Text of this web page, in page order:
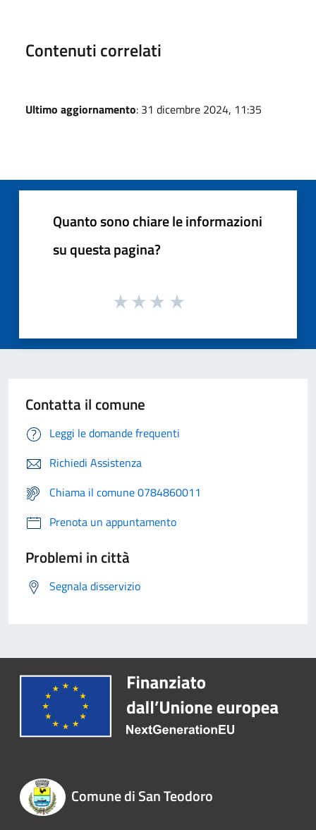
Contenuti correlati
Ultimo aggiornamento: 31 dicembre 2024, 11:35
Quanto sono chiare le informazioni
su questa pagina?
Contatta il comune
Leggi le domande frequenti
Richiedi Assistenza
Chiama il comune 0784860011
Prenota un appuntamento
Problemi in città
Segnala disservizio
Comune di San Teodoro